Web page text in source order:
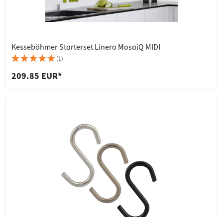
Kesseböhmer Starterset Linero MosaiQ MIDI
(1)
209.85 EUR*